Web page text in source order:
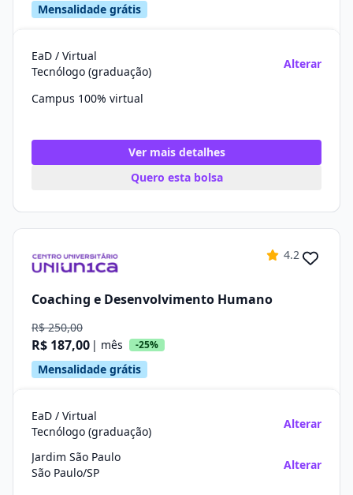
Mensalidade grátis
EaD / Virtual
Tecnólogo (graduação)
Alterar
Campus 100% virtual
Ver mais detalhes
Quero esta bolsa
4.2
Coaching e Desenvolvimento Humano
R$ 250,00
R$ 187,00 | mês -25%
Mensalidade grátis
EaD / Virtual
Tecnólogo (graduação)
Alterar
Jardim São Paulo
São Paulo/SP
Alterar